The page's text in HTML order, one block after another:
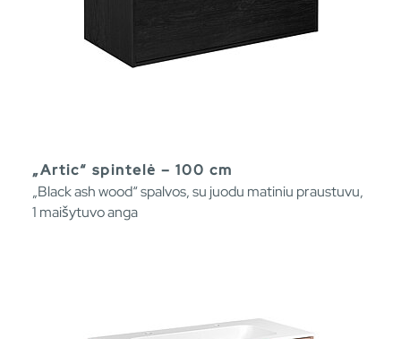
„Artic“ spintelė – 100 cm
„Black ash wood“ spalvos, su juodu matiniu praustuvu,
1 maišytuvo anga